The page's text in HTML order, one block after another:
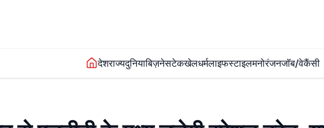
देशराज्यदुनियाबिज़नेसटेकखेलधर्मलाइफस्टाइलमनोरंजनजॉब/वेकैंसी